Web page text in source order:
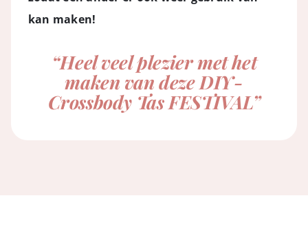
kan maken!
“Heel veel plezier met het
maken van deze DIY-
Crossbody Tas FESTIVAL”